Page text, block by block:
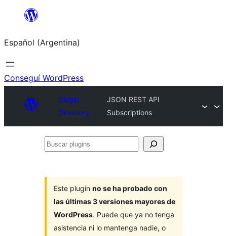
Saltar
contenido
Español (Argentina)
Conseguí WordPress
Plugin
Directory
JSON REST API
Subscriptions
Buscar
Este plugin no se ha probado con
las últimas 3 versiones mayores de
WordPress. Puede que ya no tenga
asistencia ni lo mantenga nadie, o